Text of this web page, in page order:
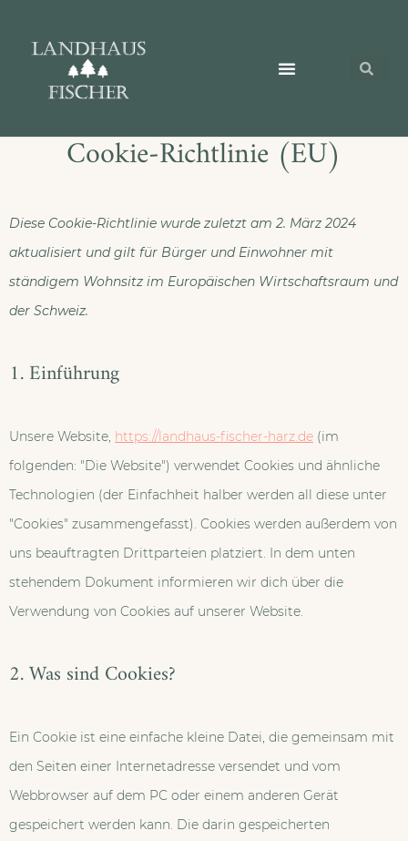
Cookie-Richtlinie (EU)
Diese Cookie-Richtlinie wurde zuletzt am 2. März 2024
aktualisiert und gilt für Bürger und Einwohner mit
ständigem Wohnsitz im Europäischen Wirtschaftsraum und
der Schweiz.
1. Einführung
Unsere Website, https://landhaus-fischer-harz.de (im
folgenden: "Die Website") verwendet Cookies und ähnliche
Technologien (der Einfachheit halber werden all diese unter
"Cookies" zusammengefasst). Cookies werden außerdem von
uns beauftragten Drittparteien platziert. In dem unten
stehendem Dokument informieren wir dich über die
Verwendung von Cookies auf unserer Website.
2. Was sind Cookies?
Ein Cookie ist eine einfache kleine Datei, die gemeinsam mit
den Seiten einer Internetadresse versendet und vom
Webbrowser auf dem PC oder einem anderen Gerät
gespeichert werden kann. Die darin gespeicherten